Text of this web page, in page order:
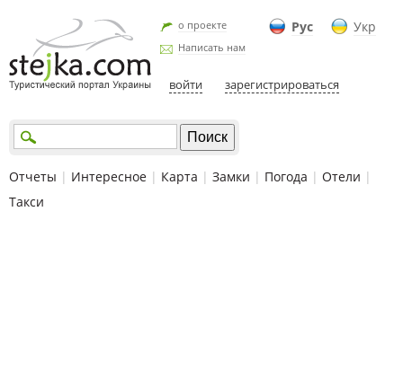
Рус Укр
о проекте
Написать нам
войти зарегистрироваться
Отчеты | Интересное | Карта | Замки | Погода | Отели |
Такси